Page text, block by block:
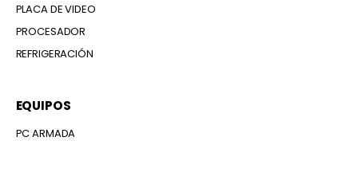
PLACA DE VIDEO
PROCESADOR
REFRIGERACIÓN
EQUIPOS
PC ARMADA